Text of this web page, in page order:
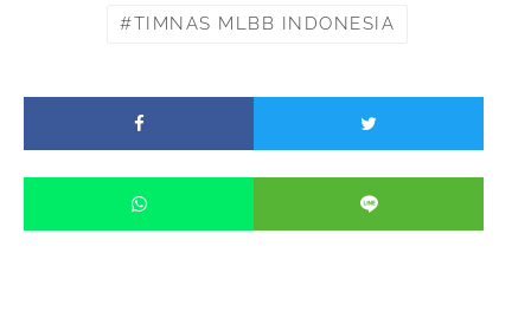
TIMNAS MLBB INDONESIA